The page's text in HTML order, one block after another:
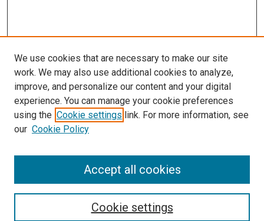
Journal Home
Policies
We use cookies that are necessary to make our site
work. We may also use additional cookies to analyze,
improve, and personalize our content and your digital
experience. You can manage your cookie preferences
using the Cookie settings link. For more information, see
our Cookie Policy
Cookie settings
Accept all cookies